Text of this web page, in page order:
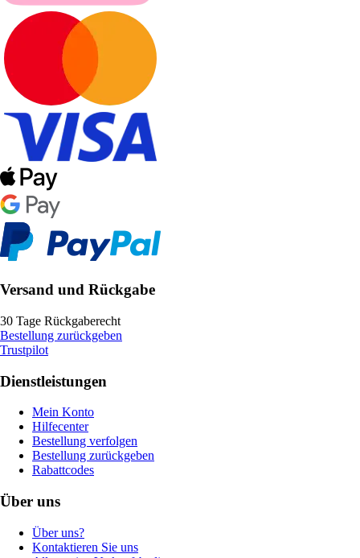
Versand und Rückgabe
30 Tage Rückgaberecht
Bestellung zurückgeben
Trustpilot
Dienstleistungen
Mein Konto
Hilfecenter
Bestellung verfolgen
Bestellung zurückgeben
Rabattcodes
Über uns
Über uns?
Kontaktieren Sie uns